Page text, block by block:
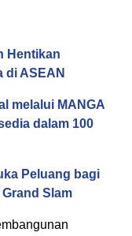
Hentikan
di ASEAN
melalui MANGA
dalam 100
Peluang bagi
Slam